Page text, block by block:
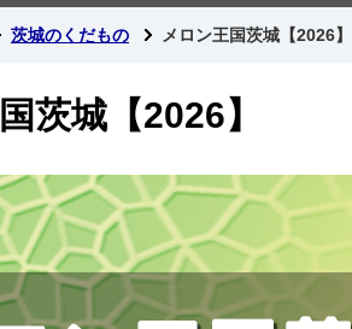
茨城のくだもの メロン王国茨城【2026】
茨城【2026】